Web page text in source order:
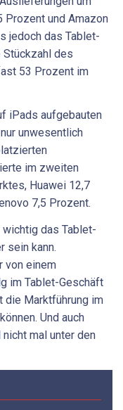
Prozent und Amazon
jedoch das Tablet-
Stückzahl des
53 Prozent im
iPads aufgebauten
unwesentlich
im zweiten
Huawei 12,7
7,5 Prozent.
das Tablet-
sein kann.
von einem
im Tablet-Geschäft
die Marktführung im
Und auch
mal unter den